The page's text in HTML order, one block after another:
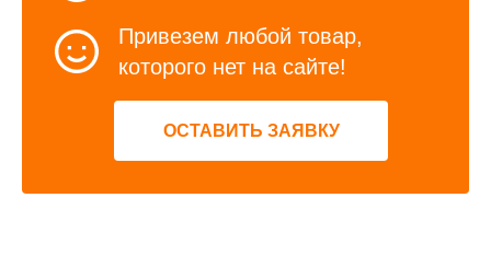
Привезем любой товар,
которого нет на сайте!
ОСТАВИТЬ ЗАЯВКУ